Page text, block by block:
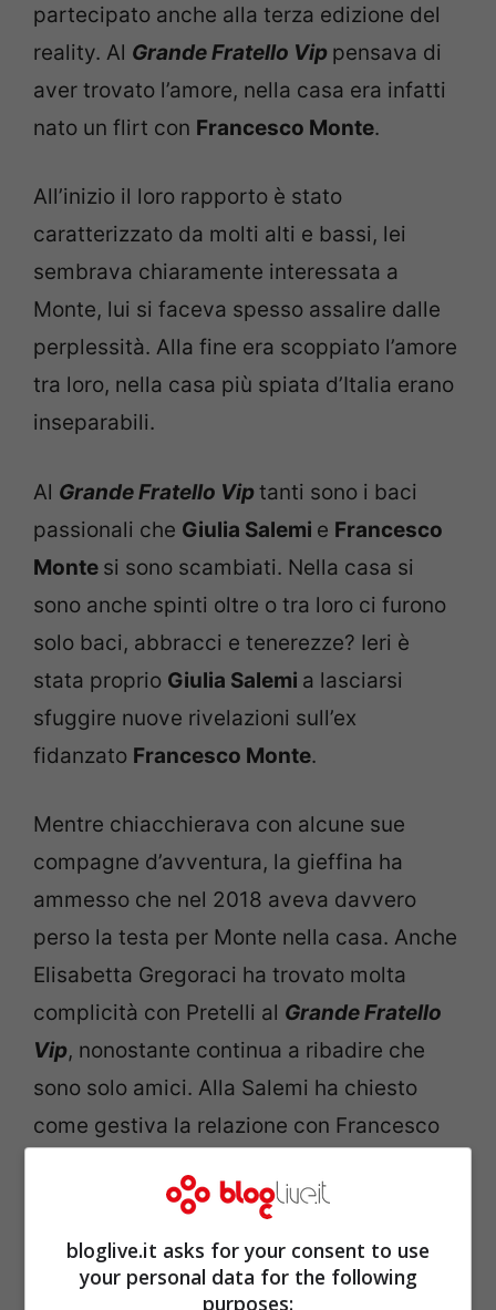
partecipato anche alla terza edizione del
reality. Al Grande Fratello Vip pensava di
aver trovato l’amore, nella casa era infatti
nato un flirt con Francesco Monte.
All’inizio il loro rapporto è stato
caratterizzato da molti alti e bassi, lei
sembrava chiaramente interessata a
Monte, lui si faceva spesso assalire dalle
perplessità. Alla fine era scoppiato l’amore
tra loro, nella casa più spiata d’Italia erano
inseparabili.
Al Grande Fratello Viptanti sono i baci
passionali che Giulia Salemi e Francesco
Monte si sono scambiati. Nella casa si
sono anche spinti oltre o tra loro ci furono
solo baci, abbracci e tenerezze? Ieri è
stata proprio Giulia Salemi a lasciarsi
sfuggire nuove rivelazioni sull’ex
fidanzato Francesco Monte.
Mentre chiacchierava con alcune sue
compagne d’avventura, la gieffina ha
ammesso che nel 2018 aveva davvero
perso la testa per Monte nella casa. Anche
Elisabetta Gregoraci ha trovato molta
complicità con Pretelli al Grande Fratello
Vip, nonostante continua a ribadire che
sono solo amici. Alla Salemi ha chiesto
come gestiva la relazione con Francesco
bloglive.it asks for your consent to use
your personal data for the following
purposes: